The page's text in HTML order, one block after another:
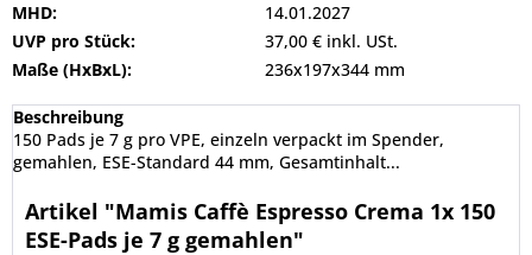
MHD:
14.01.2027
UVP pro Stück:
37,00 € inkl. USt.
Maße (HxBxL):
236x197x344 mm
Beschreibung
150 Pads je 7 g pro VPE, einzeln verpackt im Spender,
gemahlen, ESE-Standard 44 mm, Gesamtinhalt...
Artikel "Mamis Caffè Espresso Crema 1x 150
ESE-Pads je 7 g gemahlen"